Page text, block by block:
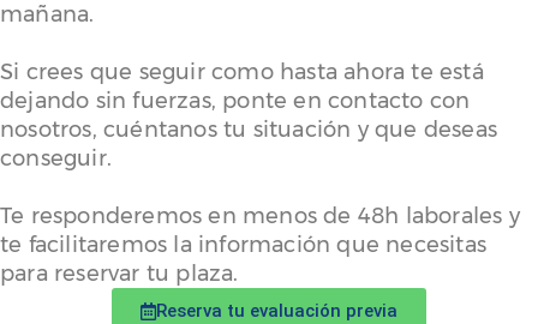
mañana.
Si crees que seguir como hasta ahora te está
dejando sin fuerzas, ponte en contacto con
nosotros, cuéntanos tu situación y que deseas
conseguir.
Te responderemos en menos de 48h laborales y
te facilitaremos la información que necesitas
para reservar tu plaza.
Reserva tu evaluación previa